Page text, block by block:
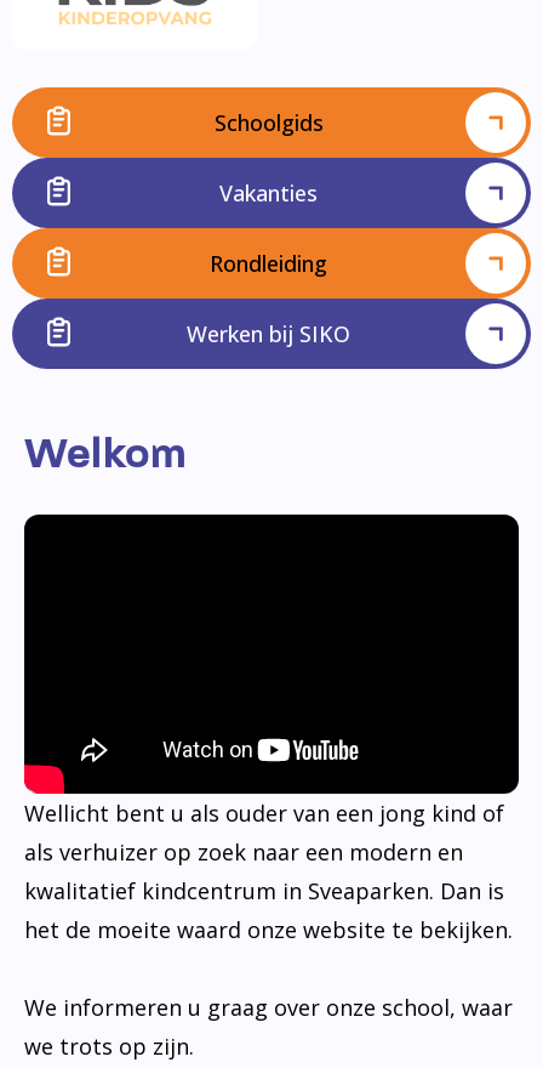
Schoolgids
Vakanties
Rondleiding
Werken bij SIKO
Welkom
Wellicht bent u als ouder van een jong kind of
als verhuizer op zoek naar een modern en
kwalitatief kindcentrum in Sveaparken. Dan is
het de moeite waard onze website te bekijken.
We informeren u graag over onze school, waar
we trots op zijn.